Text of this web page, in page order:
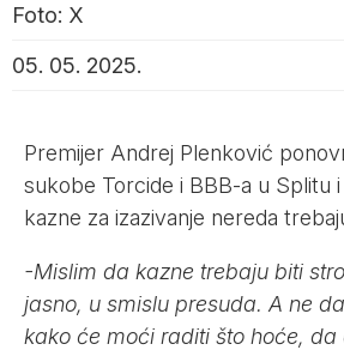
Foto: X
05. 05. 2025.
Premijer Andrej Plenković
sukobe Torcide i BBB-a u Splitu
kazne za izazivanje nereda
-Mislim da kazne trebaju biti
jasno, u smislu presuda. A ne
kako će moći raditi što hoće, da